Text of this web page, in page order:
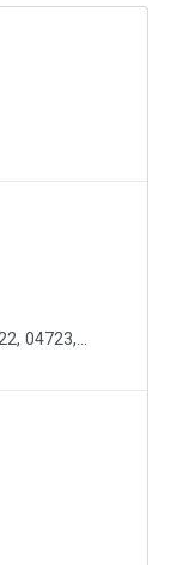
04723,...